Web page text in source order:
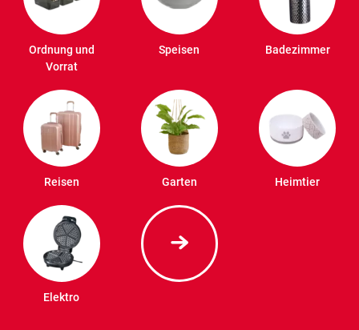
Ordnung und
Vorrat
Speisen Badezimmer
Reisen Garten Heimtier
Elektro